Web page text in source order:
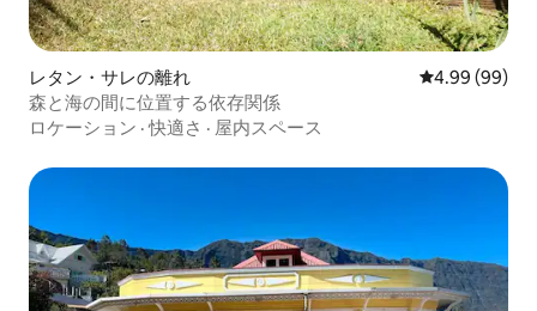
レタン・サレの離れ レビュー99件
4.99 (99)
森と海の間に位置する依存関係
ロケーション ·快適さ · 屋内スペース